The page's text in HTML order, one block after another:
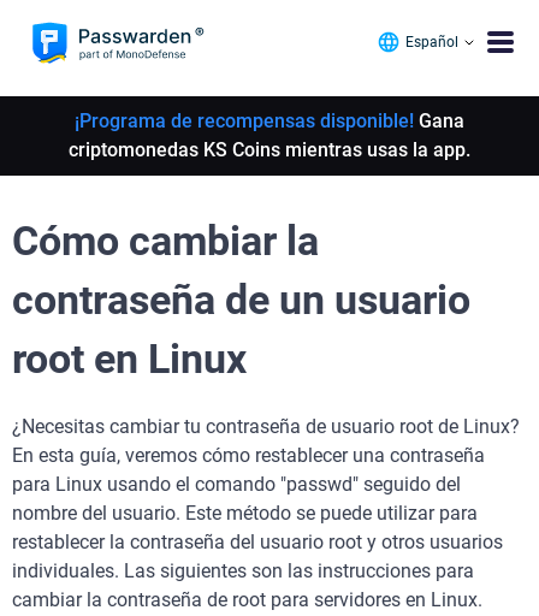
Español
¡Programa de recompensas disponible! Gana
criptomonedas KS Coins mientras usas la app.
Cómo cambiar la
contraseña de un usuario
root en Linux
¿Necesitas cambiar tu contraseña de usuario root de Linux?
En esta guía, veremos cómo restablecer una contraseña
para Linux usando el comando "passwd" seguido del
nombre del usuario. Este método se puede utilizar para
restablecer la contraseña del usuario root y otros usuarios
individuales. Las siguientes son las instrucciones para
cambiar la contraseña de root para servidores en Linux.